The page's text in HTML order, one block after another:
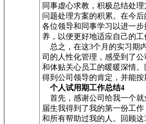
同事虚心求教，积极总结处
问题处理方案的积累。在今
各位领导和同事学习以进一
养，以便更好地适应自己的工
总之，在这3个月的实习期
司的人性化管理，感受到了
和体贴关心员工的暖暖深情
得到公司领导的肯定，并能按
个人试用期工作总结4
首先，感谢公司给我一个就
届生我得到了我的第一份工作
和所有帮助过我的人。回顾